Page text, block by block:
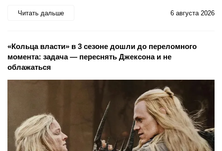
Читать дальше 6 августа 2026
«Кольца власти» в 3 сезоне дошли до переломного
момента: задача — переснять Джексона и не
облажаться